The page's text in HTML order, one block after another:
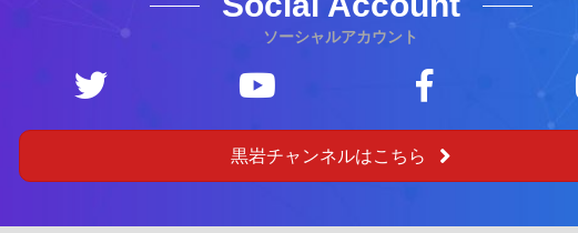
ソーシャルアカウント
黒岩チャンネルはこちら